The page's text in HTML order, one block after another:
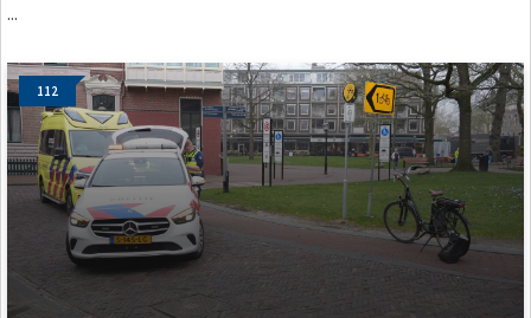
...
112